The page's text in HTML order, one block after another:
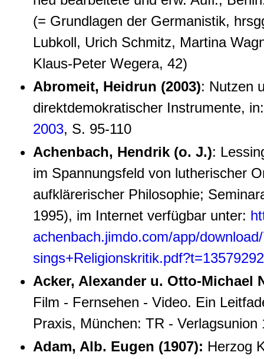
(= Grundlagen der Germanistik,
Lubkoll, Urich Schmitz, Martina
Klaus-Peter Wegera, 42)
Abromeit, Heidrun (2003): Nutzen
direktdemokratischer Instrumente,
2003, S. 95-110
Achenbach, Hendrik (o. J.):
im Spannungsfeld von lutherischer
aufklärerischer Philosophie;
1995), im Internet verfügbar unter:
achenbach.jimdo.com/app/
Acker, Alexander u. Otto‑Michael
Film ‑ Fernsehen ‑ Video. Ein
Praxis, München: TR - Verlagsunion
Adam, Alb. Eugen (1907): Herzog